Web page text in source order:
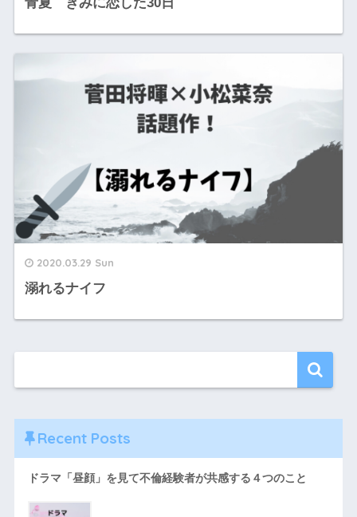
2020.03.29 Sun
溺れるナイフ
Recent Posts
ドラマ「昼顔」を見て不倫経験者が共感する４つのこと